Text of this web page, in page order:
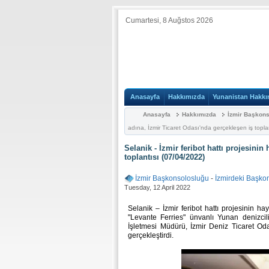
Cumartesi, 8 Auğstos 2026
Anasayfa Hakkımızda Yunanistan
Anasayfa Hakkımızda
İzmir
adına, İzmir Ticaret Odası'nda gerçekleşen iş
Selanik - İzmir feribot hattı projesinin
toplantısı (07/04/2022)
İzmir Başkonsolosluğu - İzmirdeki
Tuesday, 12 April 2022
Selanik – İzmir feribot hattı projesinin
"Levante Ferries" ünvanlı Yunan
İşletmesi Müdürü, İzmir Deniz Ticaret
gerçekleştirdi.